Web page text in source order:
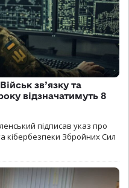
зв’язку та
відзначатимуть 8
підписав указ про
кібербезпеки Збройних Сил